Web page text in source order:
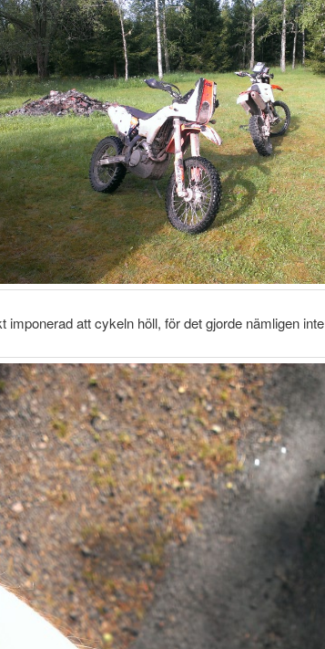
imponerad att cykeln höll, för det gjorde nämligen